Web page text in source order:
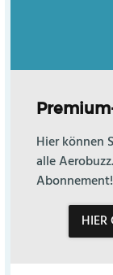
Hier können
alle